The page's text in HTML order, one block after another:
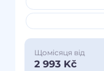
Щомісяця від
2 993 Kč